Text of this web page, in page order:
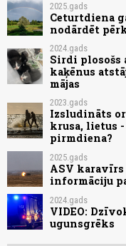
2025.gads
Ceturtdiena
nodārdēt
2024.gads
Sirdi plosošs
kaķēnus
mājas
2023.gads
Izsludināts
krusa, lietus
pirmdiena?
2025.gads
ASV
informāciju
2024.gads
VIDEO:
ugunsgrēks